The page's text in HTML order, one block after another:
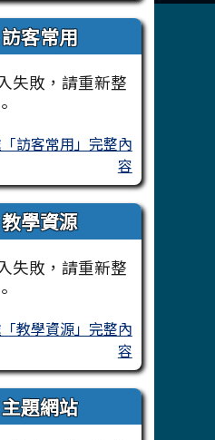
訪客常用
失敗，請重新整
訪客常用」完整內
容
教學資源
失敗，請重新整
教學資源」完整內
容
主題網站